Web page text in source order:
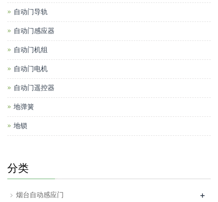
自动门导轨
自动门感应器
自动门机组
自动门电机
自动门遥控器
地弹簧
地锁
分类
烟台自动感应门 +